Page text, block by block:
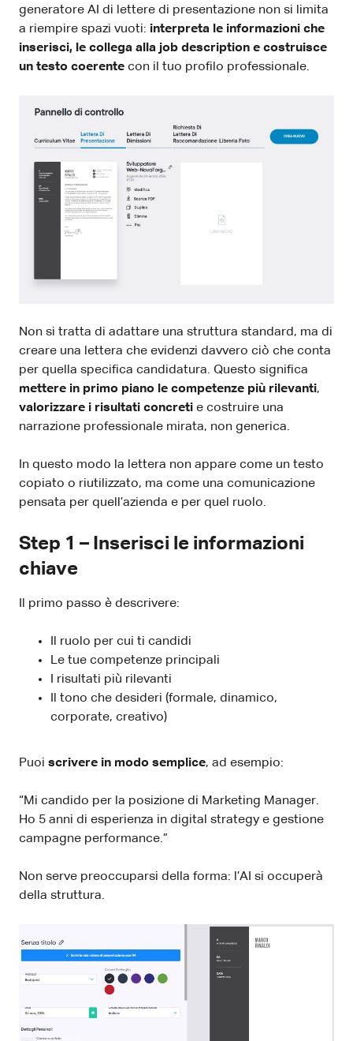
generatore AI di lettere di presentazione non si limita
a riempire spazi vuoti: interpreta le informazioni che
inserisci, le collega alla job description e costruisce
un testo coerente con il tuo profilo professionale.
Non si tratta di adattare una struttura standard, ma di
creare una lettera che evidenzi davvero ciò che conta
per quella specifica candidatura. Questo significa
mettere in primo piano le competenze più rilevanti,
valorizzare i risultati concreti e costruire una
narrazione professionale mirata, non generica.
In questo modo la lettera non appare come un testo
copiato o riutilizzato, ma come una comunicazione
pensata per quell’azienda e per quel ruolo.
Step 1 – Inserisci le informazioni
chiave
Il primo passo è descrivere:
Il ruolo per cui ti candidi
Le tue competenze principali
I risultati più rilevanti
Il tono che desideri (formale, dinamico,
corporate, creativo)
Puoi scrivere in modo semplice, ad esempio:
“Mi candido per la posizione di Marketing Manager.
Ho 5 anni di esperienza in digital strategy e gestione
campagne performance.”
Non serve preoccuparsi della forma: l’AI si occuperà
della struttura.